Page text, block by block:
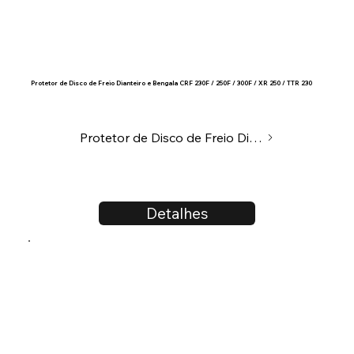
Protetor de Disco de Freio Dianteiro e Bengala CRF 230F / 250F / 300F / XR 250 / TTR 230
Detalhes
Protetor de Disco de Freio Dianteiro